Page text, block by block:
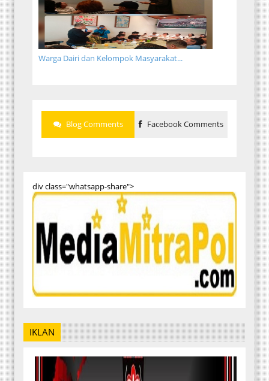
Warga Dairi dan Kelompok Masyarakat...
Blog Comments Facebook Comments
div class="whatsapp-share">
IKLAN